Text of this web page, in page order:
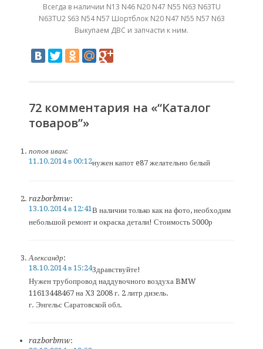
Всегда в наличии N13 N46 N20 N47 N55 N63 N63TU
N63TU2 S63 N54 N57 Шортблок N20 N47 N55 N57 N63
Выкупаем ДВС и запчасти к ним.
72 комментария на «“Каталог
товаров”»
попов иван:
11.10.2014 в 00:12нужен капот e87 желательно белый
razborbmw:
13.10.2014 в 12:41В наличии только как на фото, необходим
небольшой ремонт и окраска детали! Стоимость 5000р
Александр:
18.10.2014 в 15:24Здравствуйте!
Нужен трубопровод наддувочного воздуха BMW
11613448467 на Х3 2008 г. 2 литр дизель.
г. Энгельс Саратовской обл.
razborbmw: